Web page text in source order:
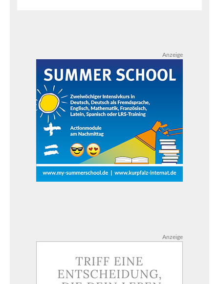
Anzeige
Anzeige